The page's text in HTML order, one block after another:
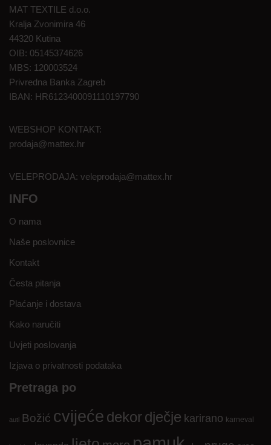
MAT TEXTILE d.o.o.
Kralja Zvonimira 46
44320 Kutina
OIB: 05145374626
MBS: 120003524
Privredna Banka Zagreb
IBAN: HR6123400091110197790
WEBSHOP KONTAKT:
prodaja@mattex.hr
VELEPRODAJA: veleprodaja@mattex.hr
INFO
O nama
Naše poslovnice
Kontakt
Česta pitanja
Plaćanje i dostava
Kako naručiti
Uvjeti poslovanja
Izjava o privatnosti podataka
Pretraga po
auti Božić cvijeće dekordječje karirano karneval